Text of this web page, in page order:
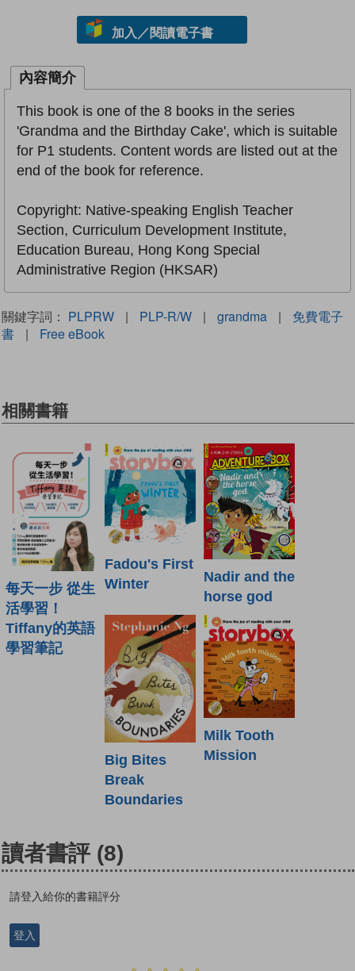
加入／閱讀電子書
內容簡介
This book is one of the 8 books in the series
'Grandma and the Birthday Cake', which is suitable
for P1 students. Content words are listed out at the
end of the book for reference.
Copyright: Native-speaking English Teacher
Section, Curriculum Development Institute,
Education Bureau, Hong Kong Special
Administrative Region (HKSAR)
關鍵字詞： PLPRW | PLP-R/W | grandma |
免費電子
書
| Free eBook
相關書籍
每天一步 從生
活學習！
Tiffany的英語
學習筆記
Fadou's First
Winter
Nadir and the
horse god
Big Bites
Break
Boundaries
Milk Tooth
Mission
讀者書評 (8)
請登入給你的書籍評分
登入